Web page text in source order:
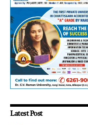
Latest Post